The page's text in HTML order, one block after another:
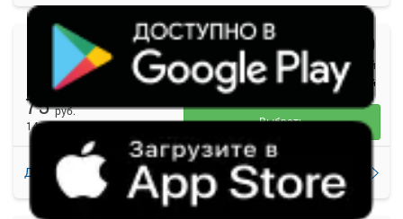
16:45
Железногорск
Железногорск АВ
17:30
Подгорный
Подгорный
Детали рейса
о маршруте
75 руб.
14 свободных мест
Выбрать